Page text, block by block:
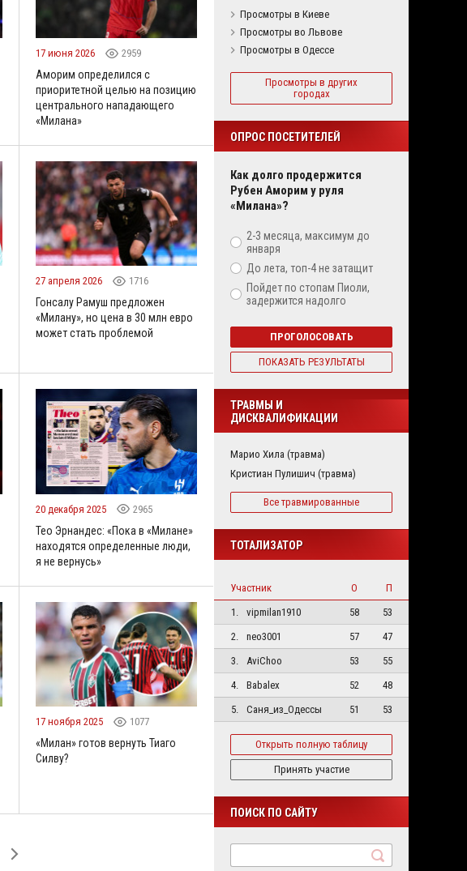
17 июня 2026 2959
Аморим определился с
приоритетной целью на позицию
центрального нападающего
«Милана»
27 апреля 2026 1716
Гонсалу Рамуш предложен
«Милану», но цена в 30 млн евро
может стать проблемой
20 декабря 2025 2965
Тео Эрнандес: «Пока в «Милане»
находятся определенные люди,
я не вернусь»
17 ноября 2025 1077
«Милан» готов вернуть Тиаго
Силву?
Просмотры в Киеве
Просмотры во Львове
Просмотры в Одессе
Просмотры в других
городах
ОПРОС ПОСЕТИТЕЛЕЙ
Как долго продержится
Рубен Аморим у руля
«Милана»?
2-3 месяца, максимум до
января
До лета, топ-4 не затащит
Пойдет по стопам Пиоли,
задержится надолго
ПРОГОЛОСОВАТЬ
ПОКАЗАТЬ РЕЗУЛЬТАТЫ
ТРАВМЫ И
ДИСКВАЛИФИКАЦИИ
Марио Хила (травма)
Кристиан Пулишич (травма)
Все травмированные
ТОТАЛИЗАТОР
Участник О
П
1.
vipmilan1910 58
53
2.
neo3001 57
47
3.
AviChoo 53
55
4.
Babalex 52
48
5.
Саня_из_Одессы 51 53
Открыть полную таблицу
Принять участие
ПОИСК ПО САЙТУ